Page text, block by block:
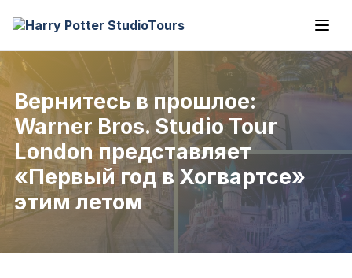
Вернитесь в прошлое:
Warner Bros. Studio Tour
London представляет
«Первый год в Хогвартсе»
этим летом